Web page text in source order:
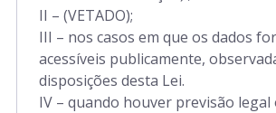
II – (VETADO);
III – nos casos em que os dados
acessíveis publicamente,
disposições desta Lei.
IV – quando houver previsão legal